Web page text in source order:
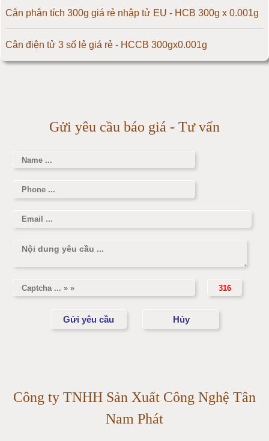
Cân điện tử 300kg
Cân điện tử 500kg
Cân điện tử 3000kg
Cân điện tử 1 tấn
Cân điện tử 2 tấn
Cân điện tử 3 tấn
Cân điện tử 10 tấn
Cân điện tử 15 tấn
Cân phân tích 300g giá rẻ nhập tử EU - HCB 300g x 0.001g
Cân điện tử 3 số lẻ giá rẻ - HCCB 300gx0.001g
Gửi yêu cầu báo giá - Tư vấn
Công ty TNHH Sản Xuất Công Nghệ Tân
Nam Phát